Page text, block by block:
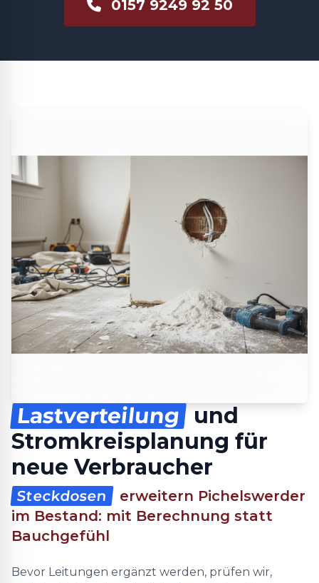
0157 9249 92 50
Lastverteilung
und
Stromkreisplanung für
neue Verbraucher
Steckdosen
erweitern Pichelswerder
im Bestand: mit Berechnung statt
Bauchgefühl
Bevor Leitungen ergänzt werden, prüfen wir,